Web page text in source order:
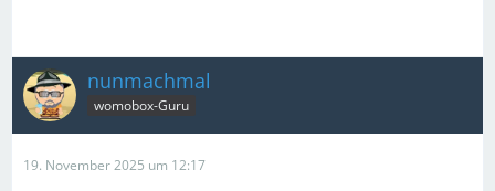
nunmachmal
womobox-Guru
19. November 2025 um 12:17